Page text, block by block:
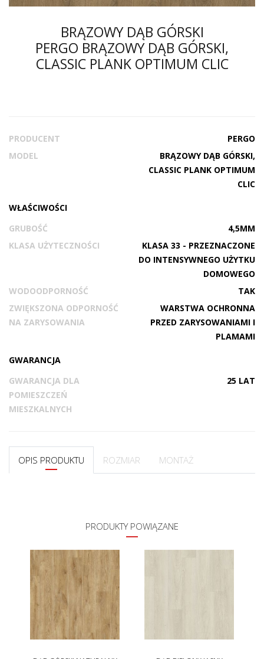
BRĄZOWY DĄB GÓRSKI
PERGO BRĄZOWY DĄB GÓRSKI,
CLASSIC PLANK OPTIMUM CLIC
PRODUCENT
PERGO
MODEL
BRĄZOWY DĄB GÓRSKI,
CLASSIC PLANK OPTIMUM
CLIC
WŁAŚCIWOŚCI
GRUBOŚĆ
4,5MM
KLASA UŻYTECZNOŚCI
KLASA 33 - PRZEZNACZONE
DO INTENSYWNEGO UŻYTKU
DOMOWEGO
WODOODPORNOŚĆ
TAK
ZWIĘKSZONA ODPORNOŚĆ
NA ZARYSOWANIA
WARSTWA OCHRONNA
PRZED ZARYSOWANIAMI I
PLAMAMI
GWARANCJA
GWARANCJA DLA
POMIESZCZEŃ
MIESZKALNYCH
25 LAT
OPIS PRODUKTU ROZMIAR MONTAŻ
PRODUKTY POWIĄZANE